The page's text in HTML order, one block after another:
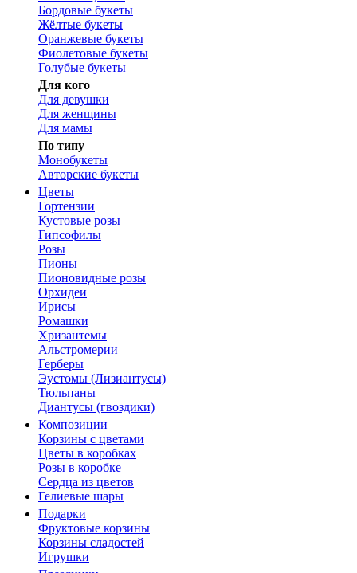
Бордовые букеты
Жёлтые букеты
Оранжевые букеты
Фиолетовые букеты
Голубые букеты
Для кого
Для девушки
Для женщины
Для мамы
По типу
Монобукеты
Авторские букеты
Цветы
Гортензии
Кустовые розы
Гипсофилы
Розы
Пионы
Пионовидные розы
Орхидеи
Ирисы
Ромашки
Хризантемы
Альстромерии
Герберы
Эустомы (Лизиантусы)
Тюльпаны
Диантусы (гвоздики)
Композиции
Корзины с цветами
Цветы в коробках
Розы в коробке
Сердца из цветов
Гелиевые шары
Подарки
Фруктовые корзины
Корзины сладостей
Игрушки